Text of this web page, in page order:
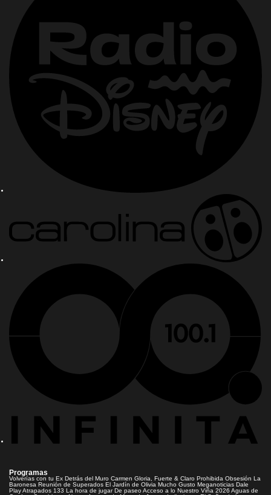
Programas
Volverías con tu Ex Detrás del Muro Carmen Gloria, Fuerte & Claro Prohibida Obsesión La
Baronesa Reunión de Superados El Jardín de Olivia Mucho Gusto Meganoticias Dale
PlayAtrapados 133 La hora de jugar De paseoAcceso a lo Nuestro Viña 2026 Aguas de